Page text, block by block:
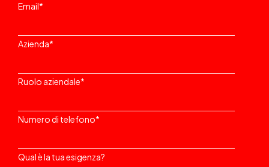
Email*
Azienda*
Ruolo aziendale*
Numero di telefono*
Qual è la tua esigenza?